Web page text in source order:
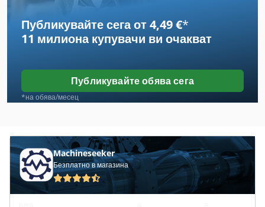
Вмъкване На Машина
Вмъкване На Машини
Извличане На Въздух
Извличане На Ръката
Машина На Храните
Място На Производство
На Бирата
Публикувайте сега от 4,49 €*
11 милиона купувачи ви очакват
Публикувайте обява сега
*на обява/месец
Machineseeker
Безплатно в магазина